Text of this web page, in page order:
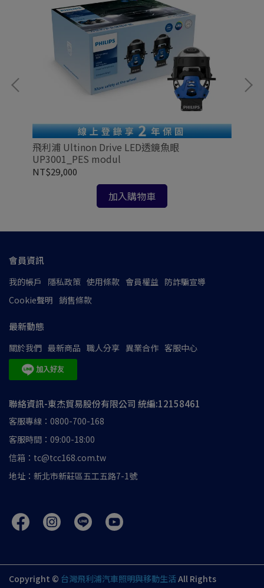
飛利浦 Ultinon Drive LED透鏡魚眼
UP3001_PES modul
NT$29,000
加入購物車
會員資訊
我的帳戶 隱私政策 使用條款 會員權益 防詐騙宣導
Cookie聲明 銷售條款
最新動態
關於我們 最新商品 職人分享 異業合作 客服中心
聯絡資訊-東杰貿易股份有限公司 統編:12158461
客服專線：0800-700-168
客服時間：09:00-18:00
信箱：tc@tcc168.com.tw
地址：新北市新莊區五工五路7-1號
Copyright © 台灣飛利浦汽車照明與移動生活All Rights